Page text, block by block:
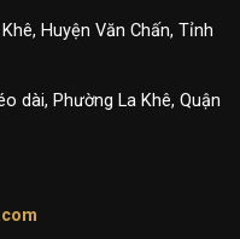
Huyện Văn Chấn, Tỉnh
dài, Phường La Khê, Quận